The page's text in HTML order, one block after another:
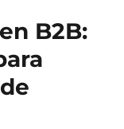
B2B: